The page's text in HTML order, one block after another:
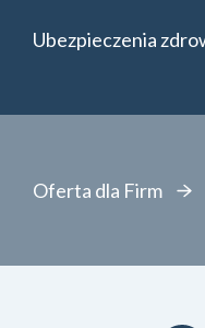
Ubezpieczenia
Oferta dla Firm